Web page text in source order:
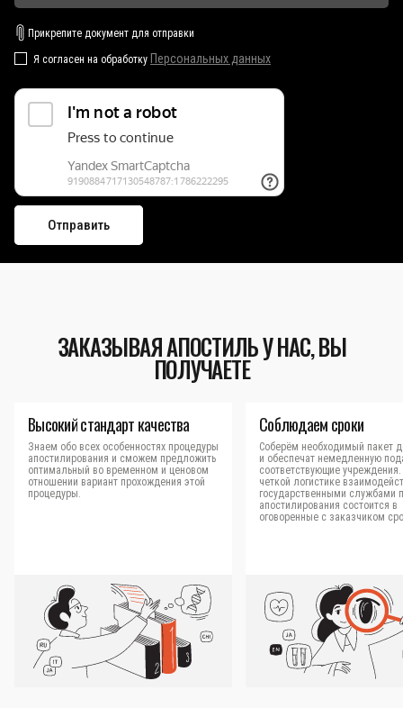
Прикрепите документ для отправки
Я согласен на обработку Персональных данных
ЗАКАЗЫВАЯ АПОСТИЛЬ У НАС, ВЫ
ПОЛУЧАЕТЕ
Высокий стандарт качества
Знаем обо всех особенностях процедуры
апостилирования и сможем предложить
оптимальный во временном и ценовом
отношении вариант прохождения этой
процедуры.
Соблюдаем сроки
Соберём необходимый пакет
и обеспечат немедленную
соответствующие
четкой логистике
государственными службами
апостилирования состоится в
оговоренные с заказчиком